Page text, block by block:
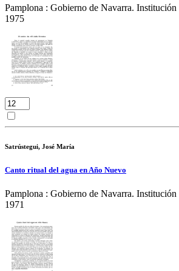
Pamplona : Gobierno de Navarra.
1975
Satrústegui, José María
Canto ritual del agua en Año Nuevo
Pamplona : Gobierno de Navarra.
1971